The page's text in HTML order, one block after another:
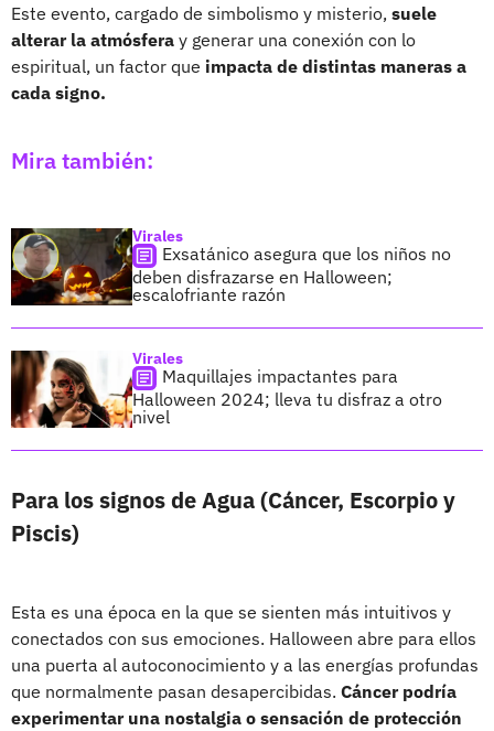
Este evento, cargado de simbolismo y misterio, suele
alterar la atmósfera y generar una conexión con lo
espiritual, un factor que impacta de distintas maneras a
cada signo.
Mira también:
Virales
Exsatánico asegura que los niños no
deben disfrazarse en Halloween;
escalofriante razón
Virales
Maquillajes impactantes para
Halloween 2024; lleva tu disfraz a otro
nivel
Para los signos de Agua (Cáncer, Escorpio y
Piscis)
Esta es una época en la que se sienten más intuitivos y
conectados con sus emociones. Halloween abre para ellos
una puerta al autoconocimiento y a las energías profundas
que normalmente pasan desapercibidas. Cáncer podría
experimentar una nostalgia o sensación de protección